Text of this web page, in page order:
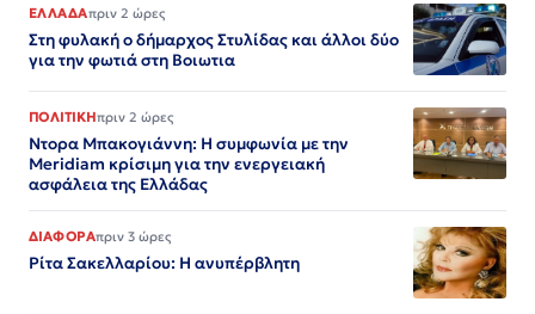
ΕΛΛΑΔΑπριν 2 ώρες
Στη φυλακή ο δήμαρχος Στυλίδας και άλλοι δύο
για την φωτιά στη Βοιωτια
ΠΟΛΙΤΙΚΗπριν 2 ώρες
Ντορα Μπακογιάννη: Η συμφωνία με την
Meridiam κρίσιμη για την ενεργειακή
ασφάλεια της Ελλάδας
ΔΙΑΦΟΡΑπριν 3 ώρες
Ρίτα Σακελλαρίου: Η ανυπέρβλητη